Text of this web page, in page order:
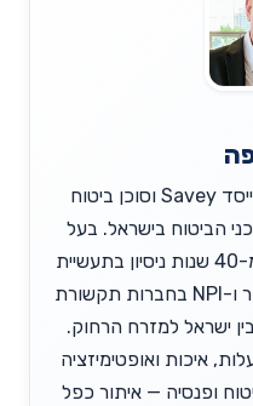
זאב יופה, בן 63 מחדרה — מייסד Savey וסוכן ביטוח
הביטוח בישראל. בעל
תואר שני במנהל עסקים ויותר מ-40 שנות ניסיון בתעשיית
ההייטק הישראלית, שם ניהל ייצור ו-NPI בחברות תקשורת
ישראל למזרח הרחוק.
איכות ואופטימיזציה
ופנסיה — איתור כפל